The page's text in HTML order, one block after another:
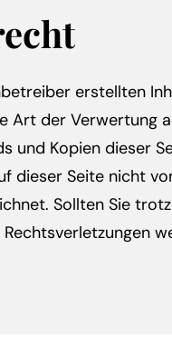
erstellten
Art der Verwertung
und Kopien dieser
dieser Seite nicht
Sollten Sie